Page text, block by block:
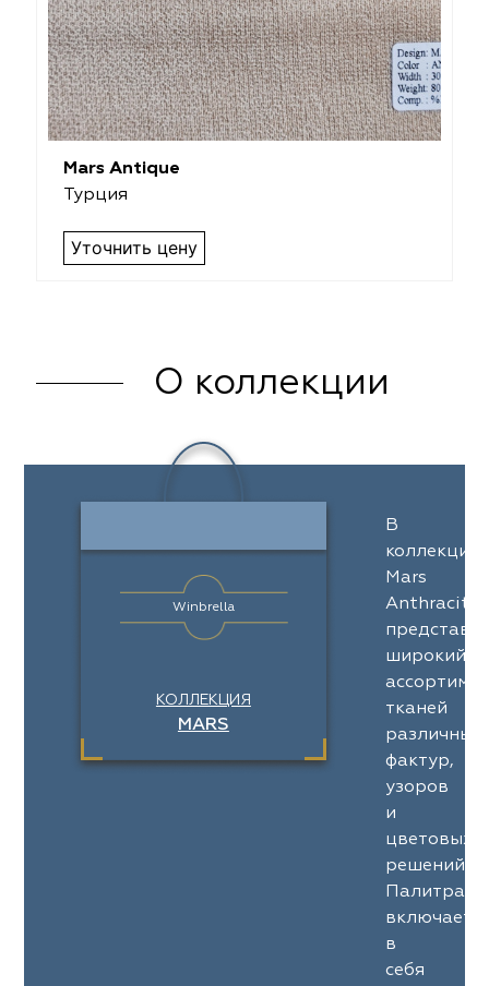
Mars Antique
Турция
Уточнить цену
О коллекции
Winbrella
КОЛЛЕКЦИЯ
MARS
В
коллекции
Mars
Anthracite
широкий
тканей
различных
фактур,
узоров
и
цветовых
решений.
Палитра
включает
в
себя